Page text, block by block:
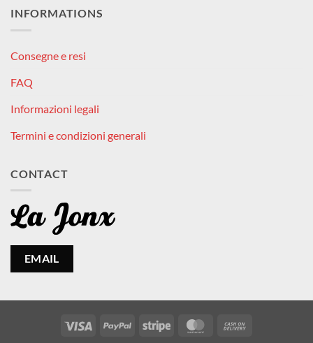
INFORMATIONS
Consegne e resi
FAQ
Informazioni legali
Termini e condizioni generali
CONTACT
EMAIL
Visa PayPal Stripe MasterCard